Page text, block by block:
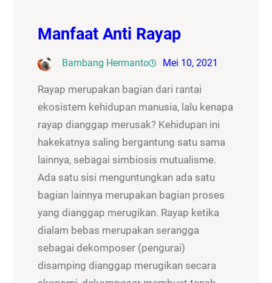
Manfaat Anti Rayap
Bambang Hermanto Mei 10, 2021
Rayap merupakan bagian dari rantai
ekosistem kehidupan manusia, lalu kenapa
rayap dianggap merusak? Kehidupan ini
hakekatnya saling bergantung satu sama
lainnya, sebagai simbiosis mutualisme.
Ada satu sisi menguntungkan ada satu
bagian lainnya merupakan bagian proses
yang dianggap merugikan. Rayap ketika
dialam bebas merupakan serangga
sebagai dekomposer (pengurai)
disamping dianggap merugikan secara